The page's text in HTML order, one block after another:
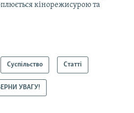
кінорежисурою та
Суспільство Статті
УВАГУ!